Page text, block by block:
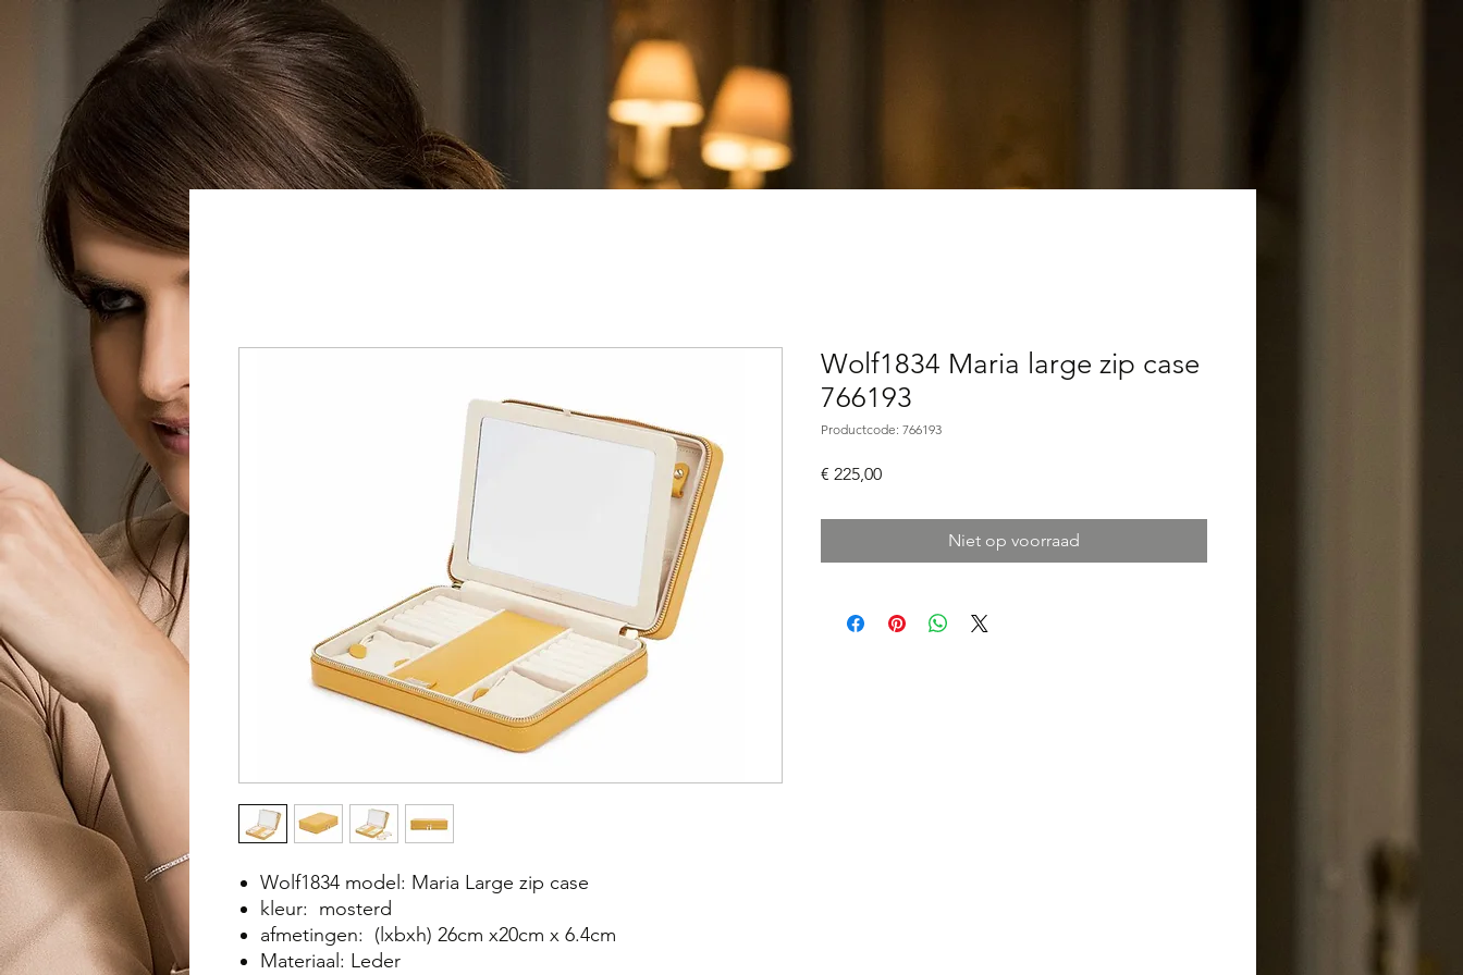
Wolf1834 model: Maria Large zip case
kleur: mosterd
afmetingen: (lxbxh) 26cm x20cm x 6.4cm
Materiaal: Leder
Wolf1834 Maria large zip case
766193
Productcode: 766193
€ 225,00Prijs
Niet op voorraad